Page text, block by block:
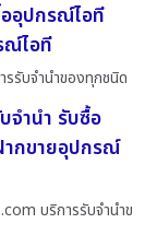
อุปกรณ์ไอที
ณ์ไอที
รับจำนำของทุกชนิด
จำนำ รับซื้อ
ากขายอุปกรณ์
บริการรับจำนำข